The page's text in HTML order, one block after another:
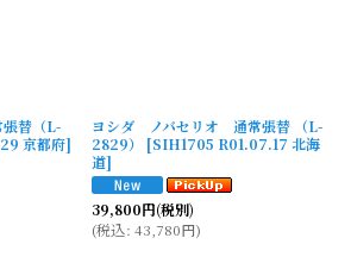
替（L-
京都府]
ヨシダ ノバセリオ 通常張替 （L-
2829）
[SIH1705 R01.07.17 北海
道]
39,800円(税別)
(税込: 43,780円)